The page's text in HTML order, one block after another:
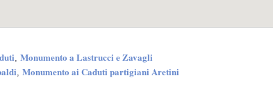
, Monumento a Lastrucci e Zavagli
, Monumento ai Caduti partigiani Aretini